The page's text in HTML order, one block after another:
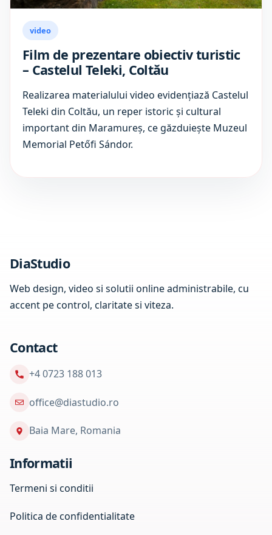
video
Film de prezentare obiectiv turistic
– Castelul Teleki, Coltău
Realizarea materialului video evidențiază Castelul
Teleki din Coltău, un reper istoric și cultural
important din Maramureș, ce găzduiește Muzeul
Memorial Petőfi Sándor.
DiaStudio
Web design, video si solutii online administrabile, cu
accent pe control, claritate si viteza.
Contact
+4 0723 188 013
office@diastudio.ro
Baia Mare, Romania
Informatii
Termeni si conditii
Politica de confidentialitate